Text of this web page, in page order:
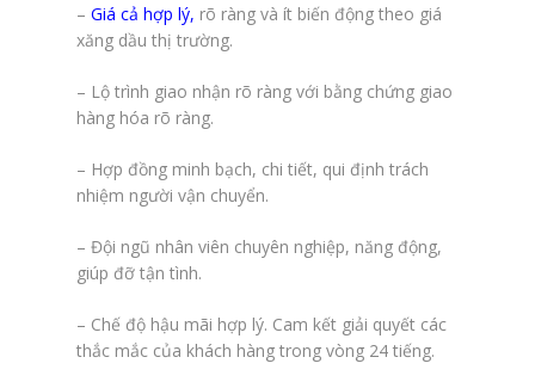
– Giá cả hợp lý, rõ ràng và ít biến động theo giá
xăng dầu thị trường.
– Lộ trình giao nhận rõ ràng với bằng chứng giao
hàng hóa rõ ràng.
– Hợp đồng minh bạch, chi tiết, qui định trách
nhiệm người vận chuyển.
– Đội ngũ nhân viên chuyên nghiệp, năng động,
giúp đỡ tận tình.
– Chế độ hậu mãi hợp lý. Cam kết giải quyết các
thắc mắc của khách hàng trong vòng 24 tiếng.